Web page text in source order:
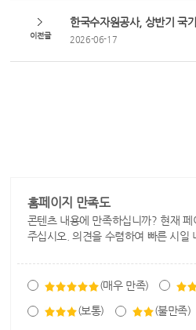
이전글 2026-06-17
홈페이지 만족도
콘텐츠 내용에 만족하십니까? 현재 페
주십시오. 의견을 수렴하여 빠른 시일
(매우 만족)
(보통) (불만족)